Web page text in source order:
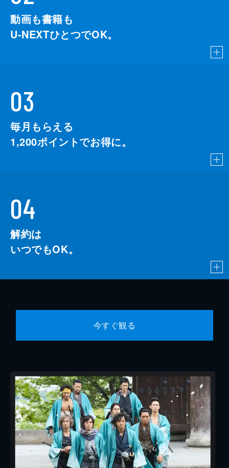
動画も書籍も
U-NEXTひとつでOK。
03
毎月もらえる
1,200ポイントでお得に。
04
解約は
いつでもOK。
今すぐ観る